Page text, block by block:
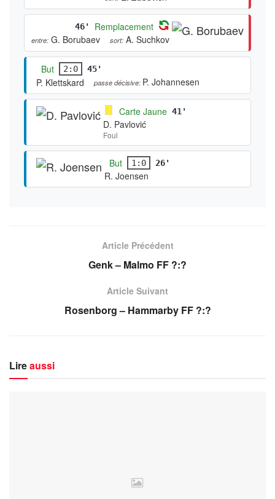
46' Remplacement
entre: G. Borubaev sort: A. Suchkov
But 2:0 45'
P. Klettskard passe décisive: P. Johannesen
Carte Jaune 41'
D. Pavlović
Foul
But 1:0 26'
R. Joensen
Article Précédent
Genk – Malmo FF ?:?
Article Suivant
Rosenborg – Hammarby FF ?:?
Lireaussi